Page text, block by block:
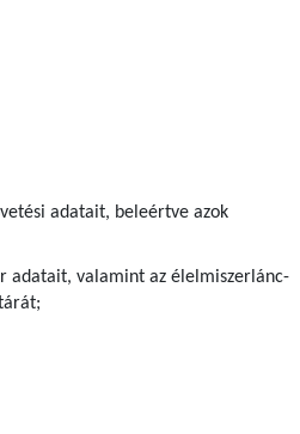
adatait, beleértve azok
adatait, valamint az élelmiszerlánc-